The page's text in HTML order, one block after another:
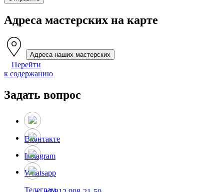
Адреса мастерских на карте
Адреса наших мастерских
Перейти
к содержанию
Задать вопрос
Вконтакте
Instagram
Whatsapp
Телеграм